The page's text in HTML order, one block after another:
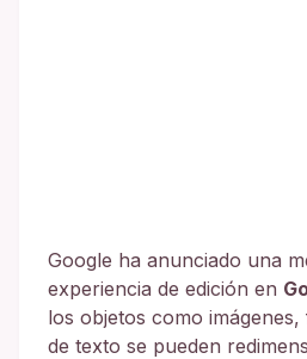
Google ha anunciado una
experiencia de edición en
los objetos como
de texto se pueden